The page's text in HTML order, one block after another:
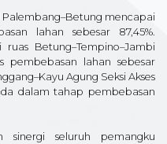
Palembang–Betung mencapai
lahan sebesar 87,45%.
Betung–Tempino–Jambi
pembebasan lahan sebesar
Agung Seksi Akses
dalam tahap pembebasan
sinergi seluruh pemangku